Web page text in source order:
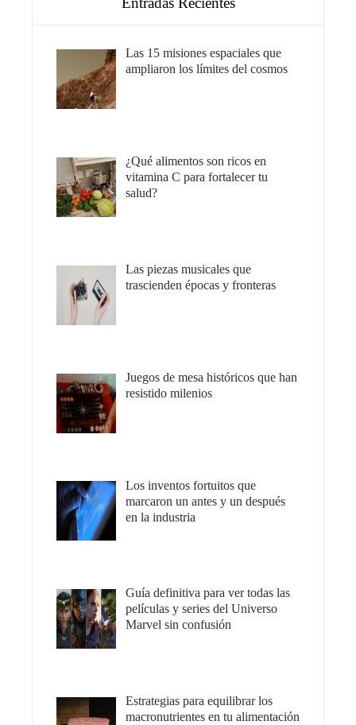
Las 15 misiones espaciales que
ampliaron los límites del cosmos
¿Qué alimentos son ricos en
vitamina C para fortalecer tu
salud?
Las piezas musicales que
trascienden épocas y fronteras
Juegos de mesa históricos que han
resistido milenios
Los inventos fortuitos que
marcaron un antes y un después
en la industria
Guía definitiva para ver todas las
películas y series del Universo
Marvel sin confusión
Estrategias para equilibrar los
macronutrientes en tu alimentación